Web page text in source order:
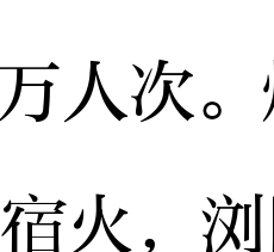
人次
火，